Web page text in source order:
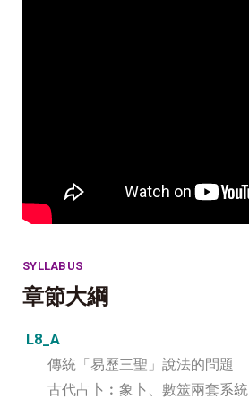
SYLLABUS
章節大綱
L8_A
傳統「易歷三聖」說法的問題
古代占卜︰象卜、數筮兩套系統